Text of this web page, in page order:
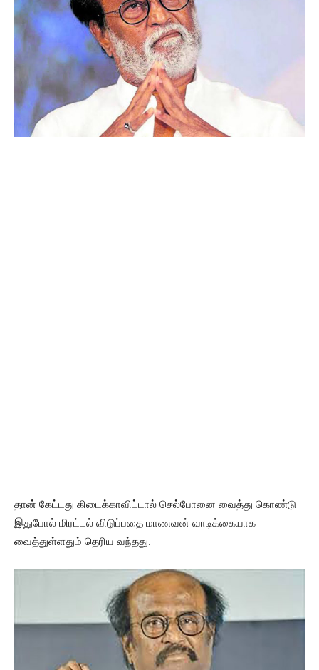
தான் கேட்டது கிடைக்காவிட்டால் செல்போனை வைத்து கொண்டு
இதுபோல் மிரட்டல் விடுப்பதை மாணவன் வாடிக்கையாக
வைத்துள்ளதும் தெரிய வந்தது.